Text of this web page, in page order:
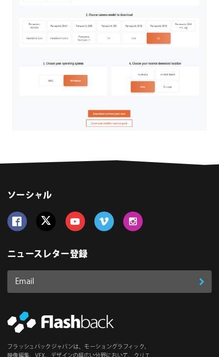
ソーシャル
ニュースレター登録
Email
ス
必
登
フラッシュバックジャパンは、モーショングラフィック、